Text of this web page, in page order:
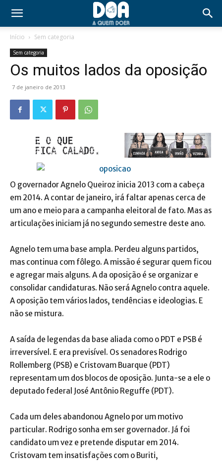
Início Sem categoria
Sem categoria
Os muitos lados da oposição
7 de janeiro de 2013
O governador Agnelo Queiroz inicia 2013 com a cabeça
em 2014. A contar de janeiro, irá faltar apenas cerca de
um ano e meio para a campanha eleitoral de fato. Mas as
articulações iniciam já no segundo semestre deste ano.
Agnelo tem uma base ampla. Perdeu alguns partidos,
mas continua com fôlego. A missão é segurar quem ficou
e agregar mais alguns. A da oposição é se organizar e
consolidar candidaturas. Não será Agnelo contra aquele.
A oposição tem vários lados, tendências e ideologias. E
não se mistura.
A saída de legendas da base aliada como o PDT e PSB é
irreversível. E era previsível. Os senadores Rodrigo
Rollemberg (PSB) e Cristovam Buarque (PDT)
representam um dos blocos de oposição. Junta-se a ele o
deputado federal José Antônio Reguffe (PDT).
Cada um deles abandonou Agnelo por um motivo
particular. Rodrigo sonha em ser governador. Já foi
candidato um vez e pretende disputar em 2014.
Cristovam tem insatisfações com o Buriti,